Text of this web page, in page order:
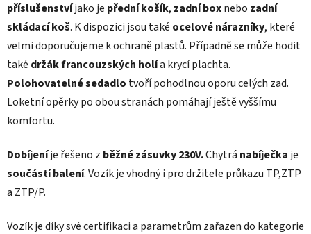
příslušenstvíjako je přední košík, zadní boxnebo zadní
skládací koš. K dispozici jsou také ocelové nárazníky, které
velmi doporučujeme k ochraně plastů. Případně se může hodit
také držák francouzských holía krycí plachta.
Polohovatelné sedadlo tvoří pohodlnou oporu celých zad.
Loketní opěrky po obou stranách pomáhají ještě vyššímu
komfortu.
Dobíjeníje řešeno z běžné zásuvky 230V.Chytrá nabíječka je
součástí balení. Vozík je vhodný i pro držitele průkazu TP,ZTP
a ZTP/P.
Vozík je díky své certifikaci a parametrům zařazen do kategorie